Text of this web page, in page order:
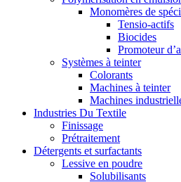
Monomères de
Tensio-actifs
Biocides
Promoteur
Systèmes à teinter
Colorants
Machines à teinter
Machines
Industries Du Textile
Finissage
Prétraitement
Détergents et surfactants
Lessive en poudre
Solubilisants